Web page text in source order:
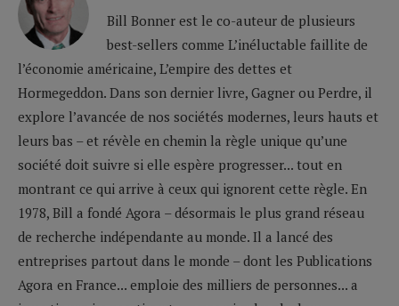
Bill Bonner est le co-auteur de plusieurs
best-sellers comme L’inéluctable faillite de
l’économie américaine, L’empire des dettes et
Hormegeddon. Dans son dernier livre, Gagner ou Perdre, il
explore l’avancée de nos sociétés modernes, leurs hauts et
leurs bas – et révèle en chemin la règle unique qu’une
société doit suivre si elle espère progresser... tout en
montrant ce qui arrive à ceux qui ignorent cette règle. En
1978, Bill a fondé Agora – désormais le plus grand réseau
de recherche indépendante au monde. Il a lancé des
entreprises partout dans le monde – dont les Publications
Agora en France... emploie des milliers de personnes... a